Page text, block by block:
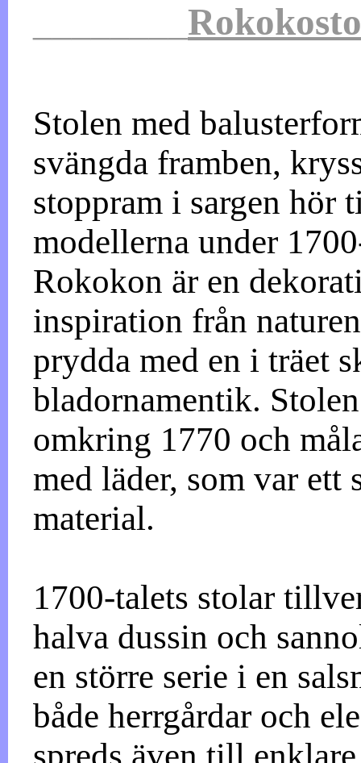
Stolen med
svängda framben,
stoppram i sargen hör
modellerna under
Rokokon är en
inspiration från
prydda med en i träet
bladornamentik.
omkring 1770 och
med läder, som var
material.
1700-talets stolar
halva dussin och
en större serie i en
både herrgårdar och
spreds även till